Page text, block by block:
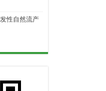
性自然流产